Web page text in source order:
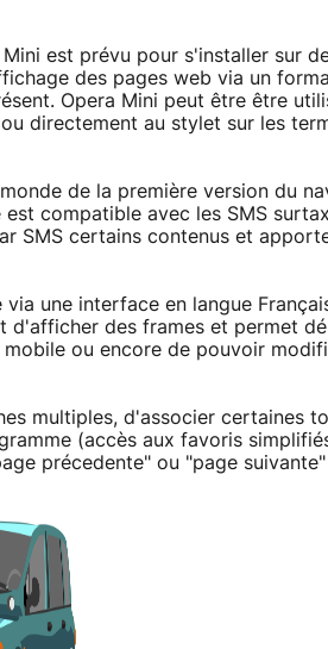
est prévu pour s'installer sur
des pages web via un
Opera Mini peut être être
directement au stylet sur les
de la première version du
compatible avec les SMS
SMS certains contenus et
une interface en langue
d'afficher des frames et permet
ou encore de pouvoir
multiples, d'associer certaines
(accès aux favoris
précedente" ou "page